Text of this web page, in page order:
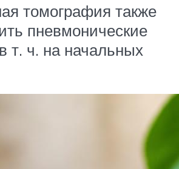
томография также
пневмонические
т. ч. на начальных